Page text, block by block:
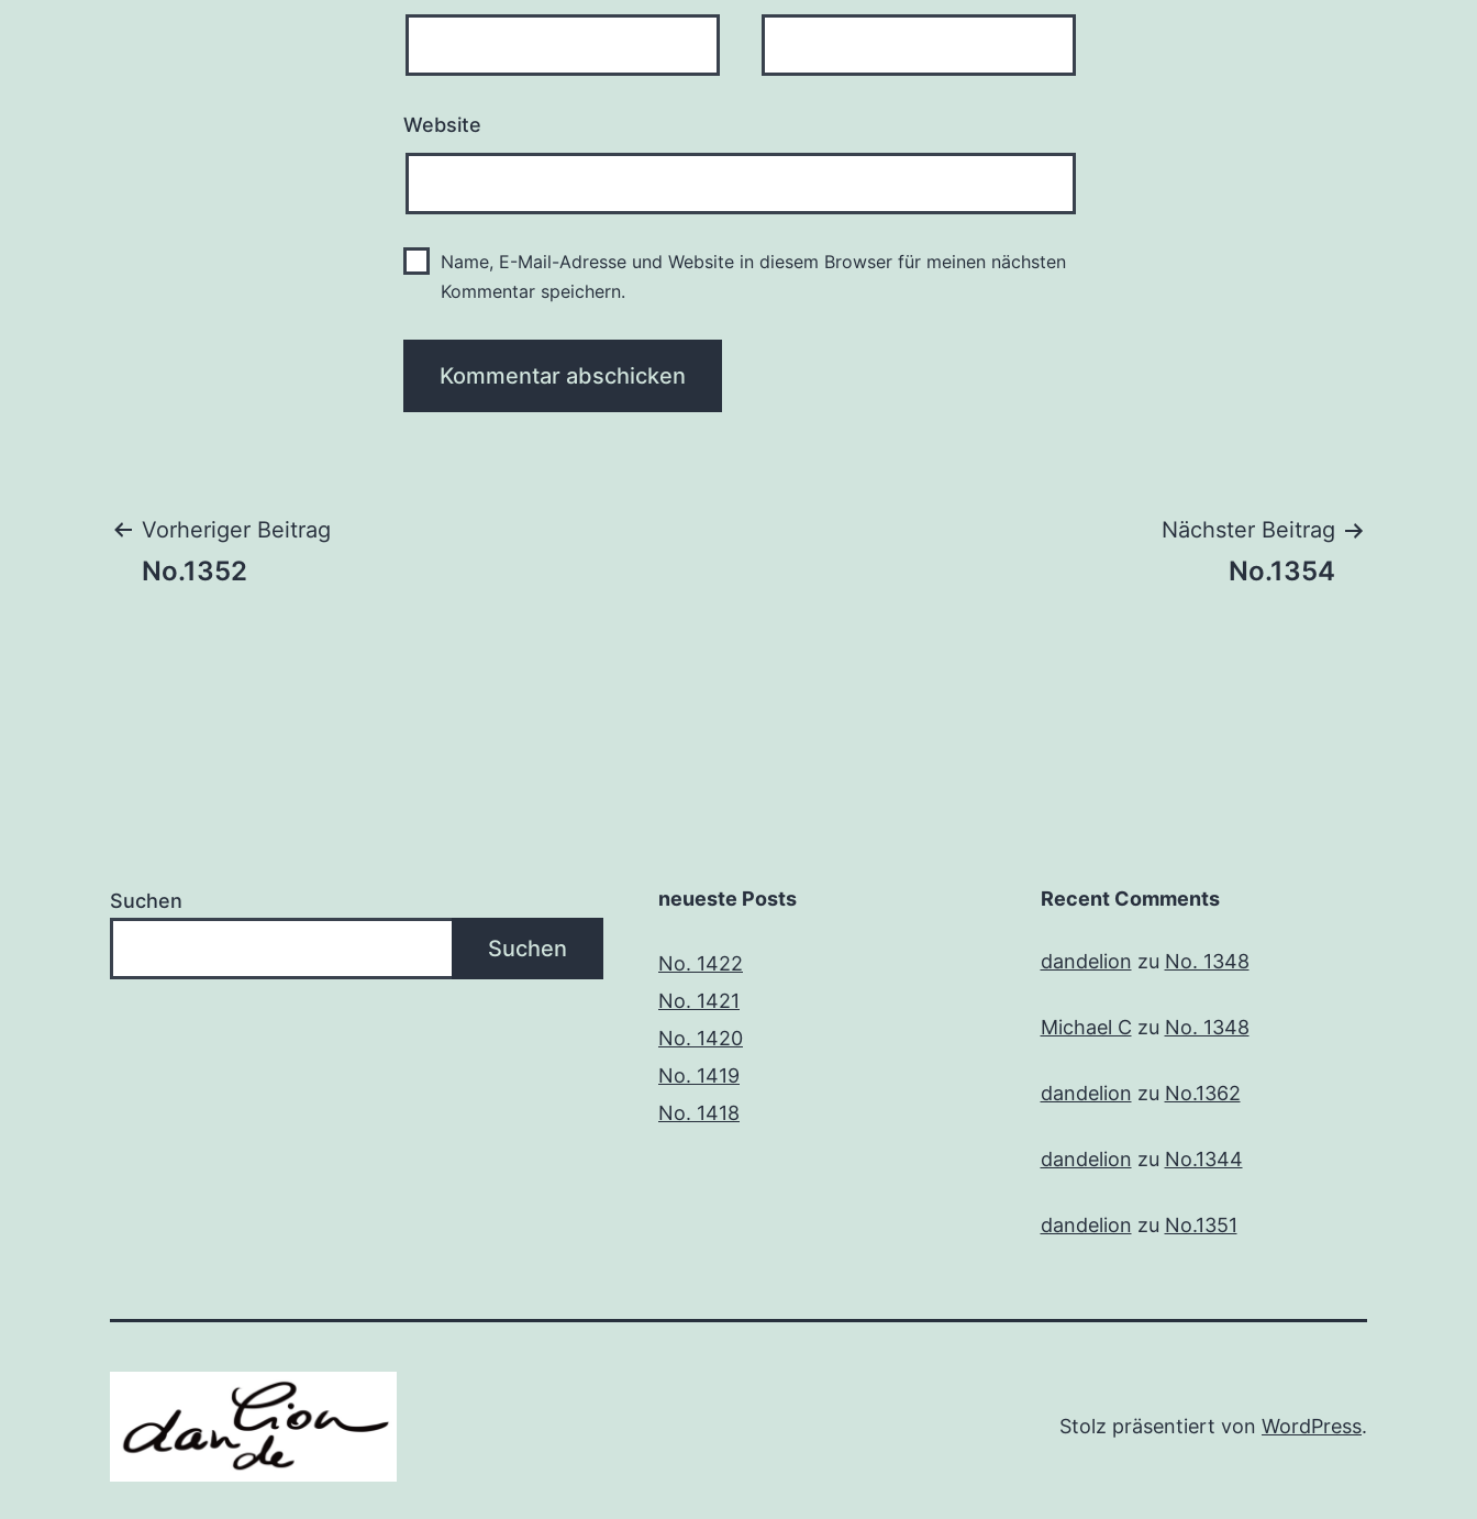
Website
Name, E-Mail-Adresse und Website in diesem Browser für meinen nächsten
Kommentar speichern.
Beitragsnavigation
Vorheriger Beitrag
No.1352
Nächster Beitrag
No.1354
Suchen
Suchen
neueste Posts
No. 1422
No. 1421
No. 1420
No. 1419
No. 1418
Recent Comments
dandelion zu No. 1348
Michael C zu No. 1348
dandelion zu No.1362
dandelion zu No.1344
dandelion zu No.1351
Stolz präsentiert von WordPress.